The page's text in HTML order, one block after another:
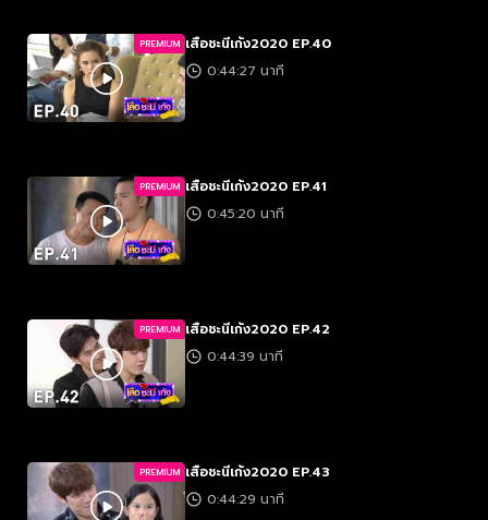
PREMIUM เสือชะนีเก้ง2020 EP.40
0:44:27 นาที
PREMIUM เสือชะนีเก้ง2020 EP.41
0:45:20 นาที
PREMIUM เสือชะนีเก้ง2020 EP.42
0:44:39 นาที
PREMIUM เสือชะนีเก้ง2020 EP.43
0:44:29 นาที